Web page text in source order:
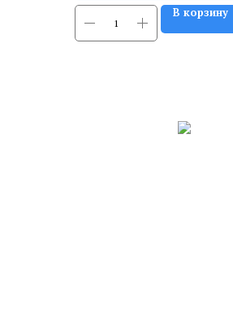
В корзину